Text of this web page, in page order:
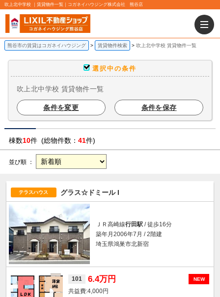
吹上北中学校 ｜賃貸物件一覧｜コガネイハウジング株式会社 熊谷店
熊谷市の賃貸はコガネイハウジング 賃貸物件検索 吹上北中学校 賃貸物件一覧
選択中の条件
吹上北中学校 賃貸物件一覧
条件を変更 条件を保存
棟数10件 (総物件数： 41件)
並び順 ：
テラスハウス グラス☆ドミール I
ＪＲ高崎線行田駅 / 徒歩16分
築年月2006年7月 / 2階建
埼玉県鴻巣市北新宿
NEW
101 6.4万円
4,000円